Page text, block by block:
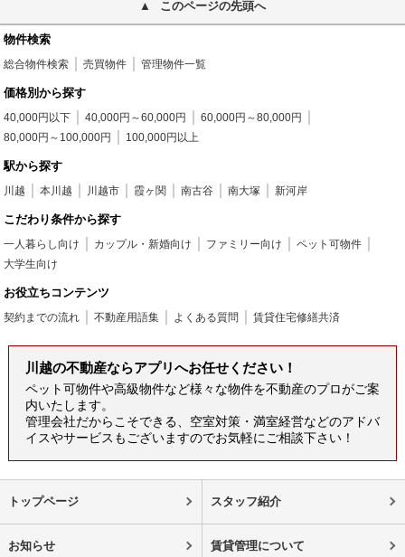
このページの先頭へ
物件検索
総合物件検索 売買物件 管理物件一覧
価格別から探す
40,000円以下 40,000円～60,000円
60,000円～80,000円
80,000円～100,000円
100,000円以上
駅から探す
川越 本川越 川越市 霞ヶ関 南古谷 南大塚 新河岸
こだわり条件から探す
一人暮らし向け カップル・新婚向け ファミリー向け
ペット可物件
大学生向け
お役立ちコンテンツ
契約までの流れ 不動産用語集 よくある質問 賃貸住宅修繕共済
川越の不動産ならアプリへお任せください！
ペット可物件や高級物件など様々な物件を不動産のプロがご案
内いたします。
管理会社だからこそできる、空室対策・満室経営などのアドバ
イスやサービスもございますのでお気軽にご相談下さい！
トップページ スタッフ紹介
お知らせ 賃貸管理について